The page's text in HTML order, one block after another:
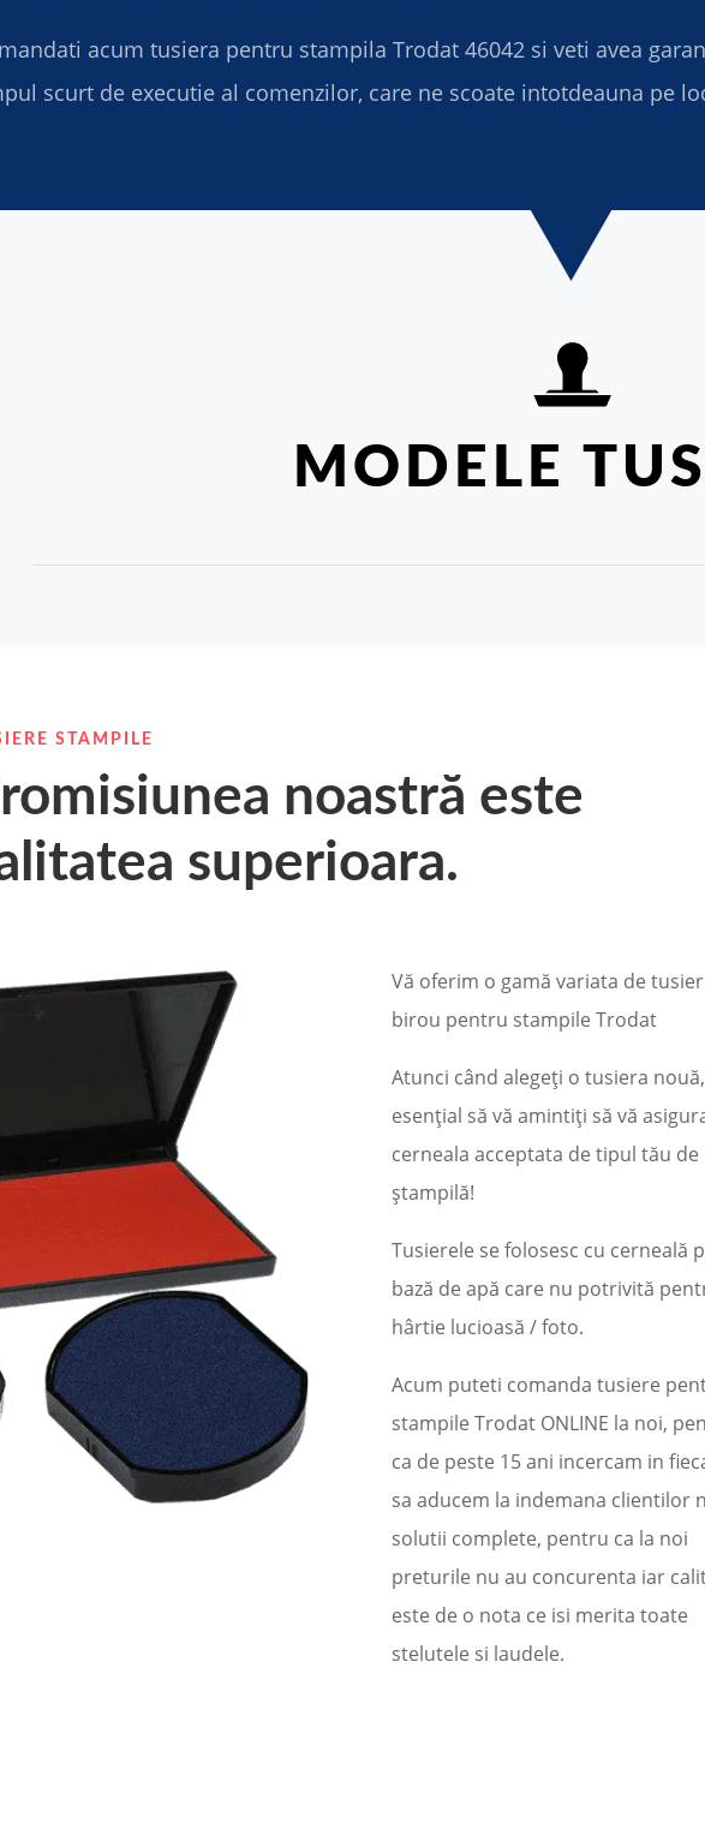
acum tusiera pentru stampila Trodat 46042 si veti avea
scurt de executie al comenzilor, care ne scoate intotdeauna pe
MODELE
STAMPILE
noastră este
superioara.
Vă oferim o gamă variata de
birou pentru stampile Trodat
Atunci când alegeți o tusiera
esențial să vă amintiți să vă
cerneala acceptata de tipul tău de
ștampilă!
Tusierele se folosesc cu cerneală
bază de apă care nu potrivită
hârtie lucioasă / foto.
Acum puteti comanda tusiere
stampile Trodat ONLINE la noi,
ca de peste 15 ani incercam in
sa aducem la indemana clientilor
solutii complete, pentru ca la noi
preturile nu au concurenta iar
este de o nota ce isi merita toate
stelutele si laudele.